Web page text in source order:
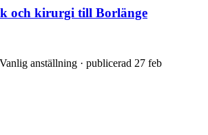
och kirurgi till Borlänge
anställning · publicerad 27 feb